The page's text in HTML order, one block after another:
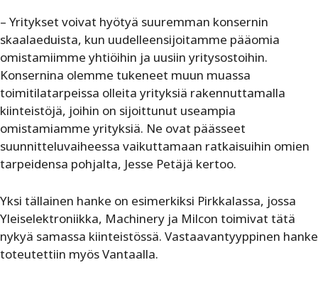
– Yritykset voivat hyötyä suuremman konsernin
skaalaeduista, kun uudelleensijoitamme pääomia
omistamiimme yhtiöihin ja uusiin yritysostoihin.
Konsernina olemme tukeneet muun muassa
toimitilatarpeissa olleita yrityksiä rakennuttamalla
kiinteistöjä, joihin on sijoittunut useampia
omistamiamme yrityksiä. Ne ovat päässeet
suunnitteluvaiheessa vaikuttamaan ratkaisuihin omien
tarpeidensa pohjalta, Jesse Petäjä kertoo.
Yksi tällainen hanke on esimerkiksi Pirkkalassa, jossa
Yleiselektroniikka, Machinery ja Milcon toimivat tätä
nykyä samassa kiinteistössä. Vastaavantyyppinen hanke
toteutettiin myös Vantaalla.